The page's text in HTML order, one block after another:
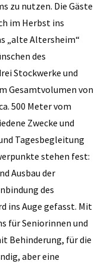
zu nutzen. Die Gäste
im Herbst ins
„alte Altersheim“
des
Stockwerke und
Gesamtvolumen von
500 Meter vom
Zwecke und
Tagesbegleitung
stehen fest:
Ausbau der
des
ins Auge gefasst. Mit
für Seniorinnen und
Behinderung, für die
aber eine